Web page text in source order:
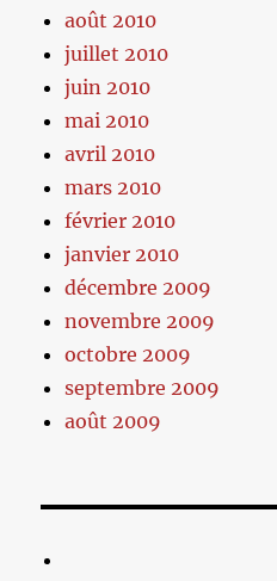
août 2010
juillet 2010
juin 2010
mai 2010
avril 2010
mars 2010
février 2010
janvier 2010
décembre 2009
novembre 2009
octobre 2009
septembre 2009
août 2009